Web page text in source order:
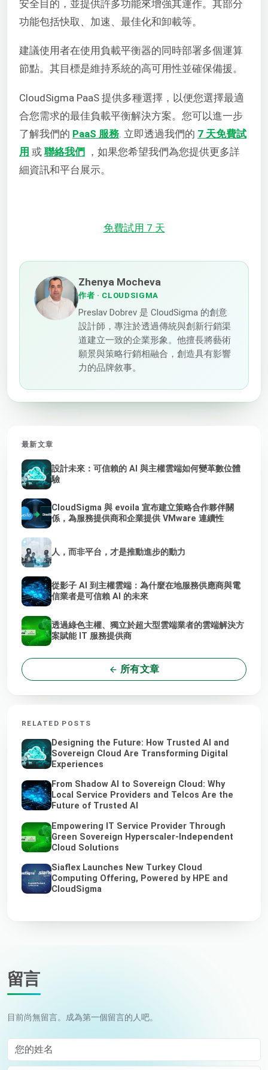
安全目的，並提供許多功能來增強其運作。其部分
功能包括快取、加速、最佳化和卸載等。
建議使用者在使用負載平衡器的同時部署多個運算
節點。其目標是維持系統的高可用性並確保備援。
CloudSigma PaaS 提供多種選擇，以便您選擇最適
合您需求的最佳負載平衡解決方案。您可以進一步
了解我們的 PaaS 服務 立即透過我們的 7 天免費試
用 或 聯絡我們 ，如果您希望我們為您提供更多詳
細資訊和平台展示。
免費試用 7 天
Zhenya Mocheva
作者 · CLOUDSIGMA
Preslav Dobrev 是 CloudSigma 的創意
設計師，專注於透過傳統與創新行銷渠
道建立一致的企業形象。他擅長將藝術
願景與策略行銷相融合，創造具有影響
力的品牌敘事。
最新文章
設計未來：可信賴的 AI 與主權雲端如何變革數位體
驗
CloudSigma 與 evoila 宣布建立策略合作夥伴關
係，為服務提供商和企業提供 VMware 連續性
人，而非平台，才是推動進步的動力
從影子 AI 到主權雲端：為什麼在地服務供應商與電
信業者是可信賴 AI 的未來
透過綠色主權、獨立於超大型雲端業者的雲端解決方
案賦能 IT 服務提供商
所有文章
RELATED POSTS
Designing the Future: How Trusted AI and
Sovereign Cloud Are Transforming Digital
Experiences
From Shadow AI to Sovereign Cloud: Why
Local Service Providers and Telcos Are the
Future of Trusted AI
Empowering IT Service Provider Through
Green Sovereign Hyperscaler-Independent
Cloud Solutions
Siaflex Launches New Turkey Cloud
Computing Offering, Powered by HPE and
CloudSigma
留言
目前尚無留言。成為第一個留言的人吧。
您的姓名